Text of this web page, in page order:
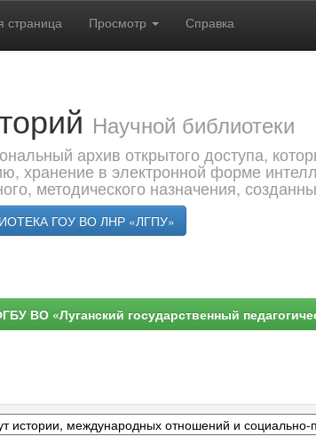
страница Просмотр Справка
Научной библиотеки
архив открытого доступа,
хранение в электронной форме
методического назначения,
ГОУ ВО ЛНР «ЛГПУ»
ВО «Луганский государственный